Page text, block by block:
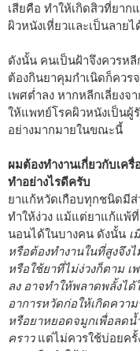
เสียคือ ทำให้เกิดสิวที่ยาก
ผิวหนังเหี่ยวและเป็นลายไ
ดังนั้น คนเป็นฝ้าจึงควรห
ต้องกินยาคุมกำเนิดก็ควร
เพศต่ำลง หากหลีกเลี่ยงจ
ให้แพทย์โรคผิวหนังเป็นผู้
อย่างมากมายในขณะนี้
ผมต้องทำงานเกี่ยวกับเค
ทำอย่างไรดีครับ
ยาแก้หวัดเกือบทุกชนิดมี
ทำให้ง่วง แม้แต่ยาแก้แพ้ที่
นอนได้ในบางคน ดังนั้น เ
หรือต้องทำงานในที่สูงจึ
หรือใช้ยาที่ไม่ง่วงก็ตาม
ลง อาจทำให้พลาดพลั้งไ
อาการหวัดก่อให้เกิดคว
หรือยาหยอดจมูกเพื่อลด
คราวแต่ไม่ควรใช้บ่อยครั้ง